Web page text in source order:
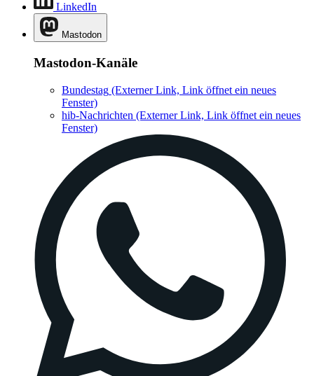
LinkedIn
Mastodon
Mastodon-Kanäle
Bundestag (Externer Link, Link öffnet ein neues
Fenster)
hib-Nachrichten (Externer Link, Link öffnet ein neues
Fenster)